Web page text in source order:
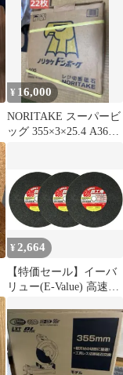
¥ 16,000
NORITAKE スーパービ
ッグ 355×3×25.4 A36P
¥ 2,664
【特価セール】イーバ
リュー(E-Value) 高速切
3枚入 A36S
355×3.0×25.4mm